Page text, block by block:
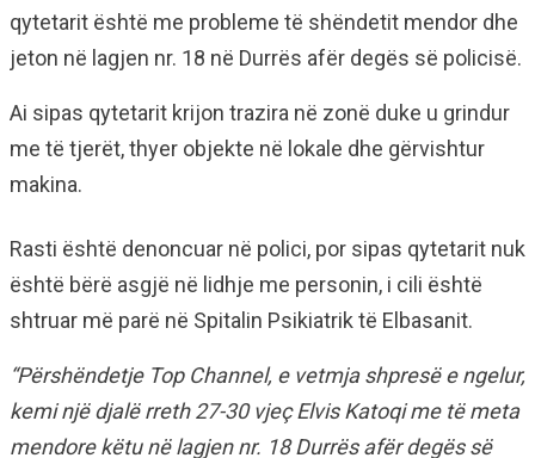
qytetarit është me probleme të shëndetit mendor dhe
jeton në lagjen nr. 18 në Durrës afër degës së policisë.
Ai sipas qytetarit krijon trazira në zonë duke u grindur
me të tjerët, thyer objekte në lokale dhe gërvishtur
makina.
Rasti është denoncuar në polici, por sipas qytetarit nuk
është bërë asgjë në lidhje me personin, i cili është
shtruar më parë në Spitalin Psikiatrik të Elbasanit.
“Përshëndetje Top Channel, e vetmja shpresë e ngelur,
kemi një djalë rreth 27-30 vjeç Elvis Katoqi me të meta
mendore këtu në lagjen nr. 18 Durrës afër degës së